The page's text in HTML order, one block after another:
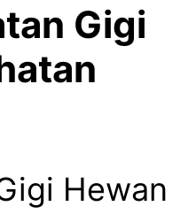
Gigi
Hewan